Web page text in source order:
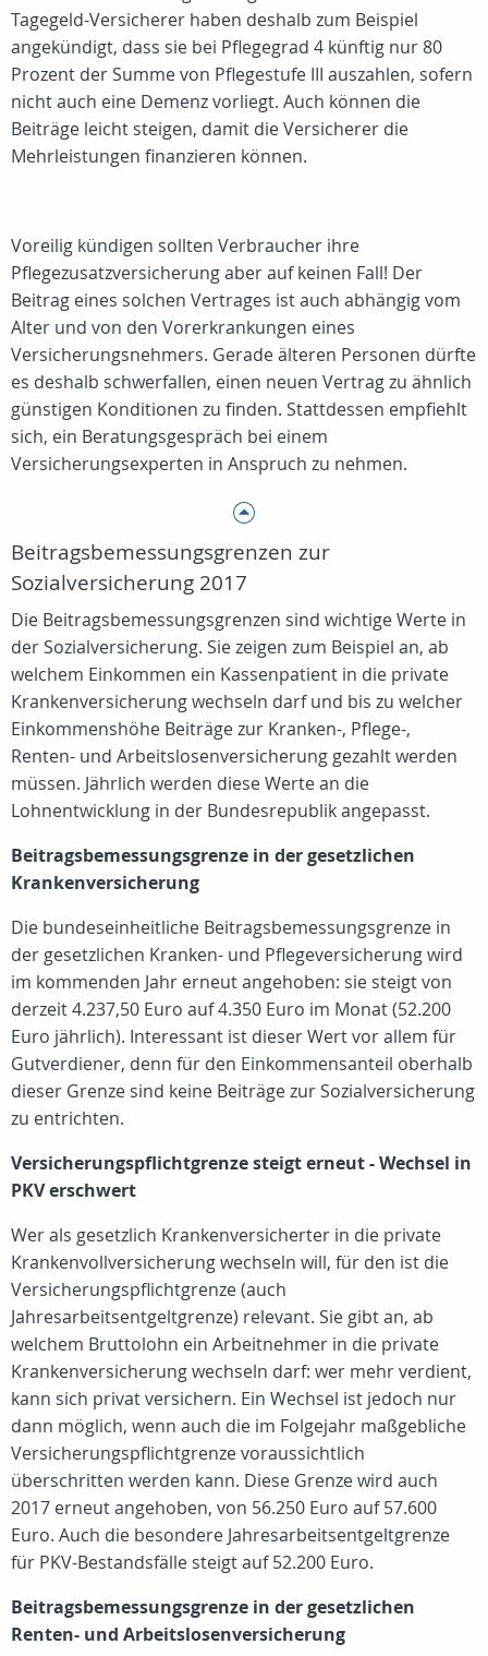
Tagegeld-Versicherer haben deshalb zum Beispiel
angekündigt, dass sie bei Pflegegrad 4 künftig nur 80
Prozent der Summe von Pflegestufe III auszahlen, sofern
nicht auch eine Demenz vorliegt. Auch können die
Beiträge leicht steigen, damit die Versicherer die
Mehrleistungen finanzieren können.
Voreilig kündigen sollten Verbraucher ihre
Pflegezusatzversicherung aber auf keinen Fall! Der
Beitrag eines solchen Vertrages ist auch abhängig vom
Alter und von den Vorerkrankungen eines
Versicherungsnehmers. Gerade älteren Personen dürfte
es deshalb schwerfallen, einen neuen Vertrag zu ähnlich
günstigen Konditionen zu finden. Stattdessen empfiehlt
sich, ein Beratungsgespräch bei einem
Versicherungsexperten in Anspruch zu nehmen.
Beitragsbemessungsgrenzen zur
Sozialversicherung 2017
Die Beitragsbemessungsgrenzen sind wichtige Werte in
der Sozialversicherung. Sie zeigen zum Beispiel an, ab
welchem Einkommen ein Kassenpatient in die private
Krankenversicherung wechseln darf und bis zu welcher
Einkommenshöhe Beiträge zur Kranken-, Pflege-,
Renten- und Arbeitslosenversicherung gezahlt werden
müssen. Jährlich werden diese Werte an die
Lohnentwicklung in der Bundesrepublik angepasst.
Beitragsbemessungsgrenze in der gesetzlichen
Krankenversicherung
Die bundeseinheitliche Beitragsbemessungsgrenze in
der gesetzlichen Kranken- und Pflegeversicherung wird
im kommenden Jahr erneut angehoben: sie steigt von
derzeit 4.237,50 Euro auf 4.350 Euro im Monat (52.200
Euro jährlich). Interessant ist dieser Wert vor allem für
Gutverdiener, denn für den Einkommensanteil oberhalb
dieser Grenze sind keine Beiträge zur Sozialversicherung
zu entrichten.
Versicherungspflichtgrenze steigt erneut - Wechsel in
PKV erschwert
Wer als gesetzlich Krankenversicherter in die private
Krankenvollversicherung wechseln will, für den ist die
Versicherungspflichtgrenze (auch
Jahresarbeitsentgeltgrenze) relevant. Sie gibt an, ab
welchem Bruttolohn ein Arbeitnehmer in die private
Krankenversicherung wechseln darf: wer mehr verdient,
kann sich privat versichern. Ein Wechsel ist jedoch nur
dann möglich, wenn auch die im Folgejahr maßgebliche
Versicherungspflichtgrenze voraussichtlich
überschritten werden kann. Diese Grenze wird auch
2017 erneut angehoben, von 56.250 Euro auf 57.600
Euro. Auch die besondere Jahresarbeitsentgeltgrenze
für PKV-Bestandsfälle steigt auf 52.200 Euro.
Beitragsbemessungsgrenze in der gesetzlichen
Renten- und Arbeitslosenversicherung